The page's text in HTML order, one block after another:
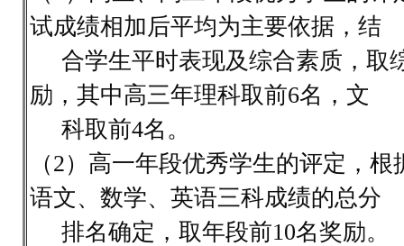
试成绩相加后平均为主要依据，结
合学生平时表现及综合素质，取
励，其中高三年理科取前6名，文
科取前4名。
（2）高一年段优秀学生的评定，
语文、数学、英语三科成绩的总分
排名确定，取年段前10名奖励。